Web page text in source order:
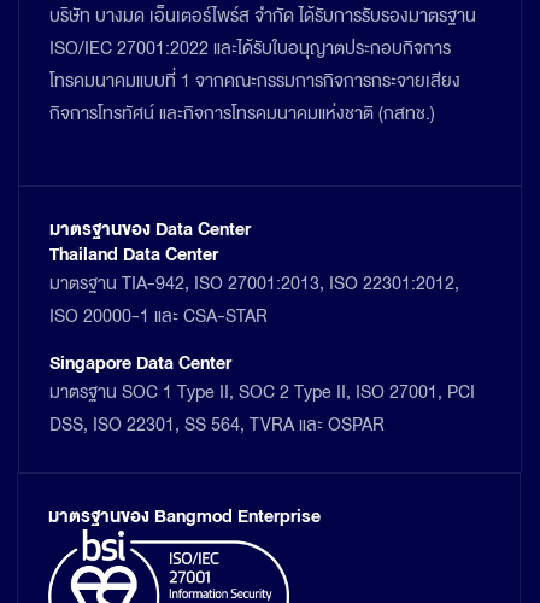
บริษัท บางมด เอ็นเตอร์ไพร์ส จำกัด ได้รับการรับรองมาตรฐาน
ISO/IEC 27001:2022 และได้รับใบอนุญาตประกอบกิจการ
โทรคมนาคมแบบที่ 1 จากคณะกรรมการกิจการกระจายเสียง
กิจการโทรทัศน์ และกิจการโทรคมนาคมแห่งชาติ (กสทช.)
มาตรฐานของ Data Center
Thailand Data Center
มาตรฐาน TIA-942, ISO 27001:2013, ISO 22301:2012,
ISO 20000-1 และ CSA-STAR
Singapore Data Center
มาตรฐาน SOC 1 Type II, SOC 2 Type II, ISO 27001, PCI
DSS, ISO 22301, SS 564, TVRA และ OSPAR
มาตรฐานของ Bangmod Enterprise